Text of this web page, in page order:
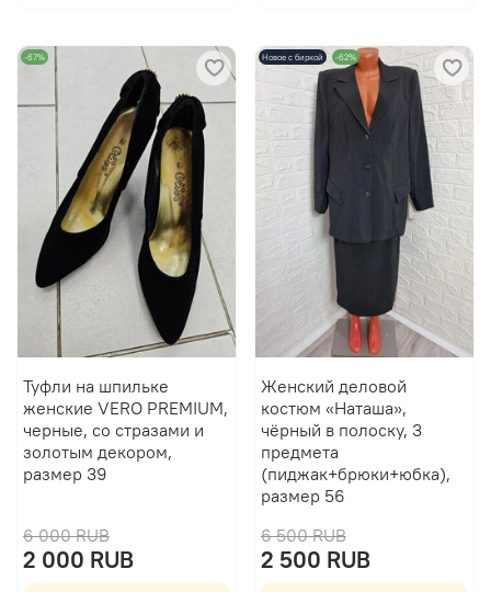
-67%
Туфли на шпильке
женские VERO PREMIUM,
черные, со стразами и
золотым декором,
размер 39
6 000 RUB
2 000 RUB
Новое с биркой -62%
Женский деловой
костюм «Наташа»,
чёрный в полоску, 3
предмета
(пиджак+брюки+юбка),
размер 56
6 500 RUB
2 500 RUB